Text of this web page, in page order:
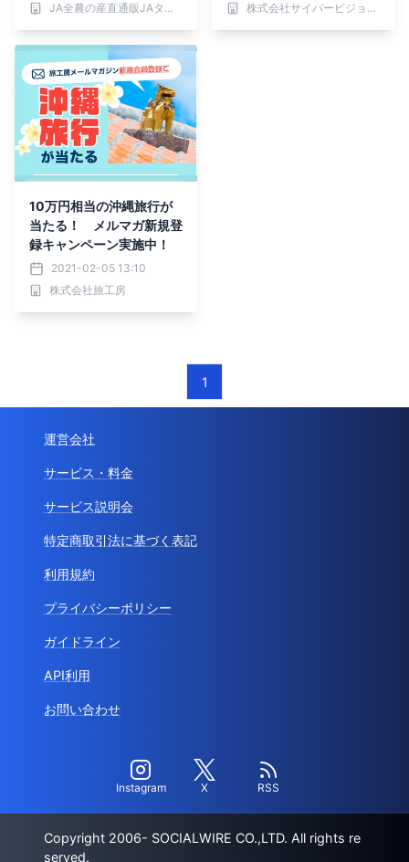
JA全農の産直通販JAタウン
株式会社サイバービジョンホスティング
10万円相当の沖縄旅行が
当たる！ メルマガ新規登
録キャンペーン実施中！
2021-02-05 13:10
株式会社旅工房
1
運営会社
サービス・料金
サービス説明会
特定商取引法に基づく表記
利用規約
プライバシーポリシー
ガイドライン
API利用
お問い合わせ
Instagram X RSS
Copyright 2006- SOCIALWIRE CO.,LTD. All rights re
served.